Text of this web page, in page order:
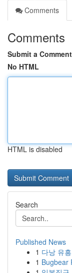
Comments
Comments
Submit a Comment
No HTML
HTML is disabled
Search
Published News
1 다낭 유
1 Bugbear